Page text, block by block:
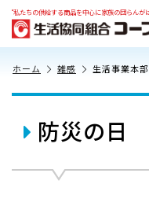
“私たちの供給する商品を中心に家族の団らんが
ホーム 雑感 生活事業本部
防災の日